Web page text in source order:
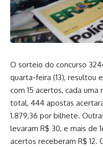
O sorteio do concurso
quarta-feira (13), resultou
com 15 acertos, cada uma
total, 444 apostas
1.879,36 por bilhete.
levaram R$ 30, e mais de
acertos receberam R$ 12.